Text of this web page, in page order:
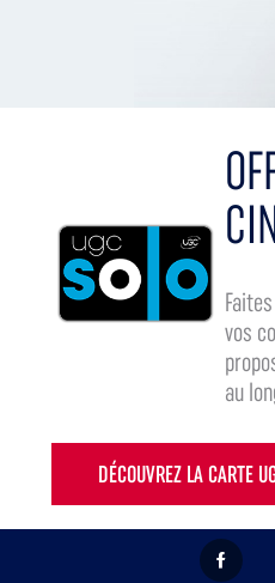
vos
au
DÉCOUVREZ LA CARTE
FACEBOOK